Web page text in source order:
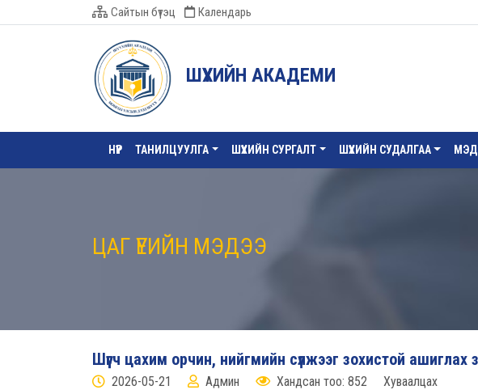
Сайтын бүтэц Календарь
ШҮҮХИЙН АКАДЕМИ
НҮҮР ТАНИЛЦУУЛГА ШҮҮХИЙН СУРГАЛТ ШҮҮХИЙН СУДАЛГАА
ЦАГ ҮЕИЙН МЭДЭЭ
Шүүгч цахим орчин, нийгмийн сүлжээг зохистой
2026-05-21 Админ Хандсан тоо: 852 Хуваалцах